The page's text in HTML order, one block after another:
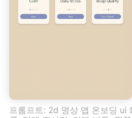
프롬프트: 2d 명상 앱 온보딩 ui